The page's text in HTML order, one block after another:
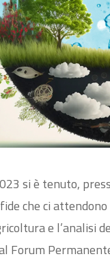
si è tenuto,
che ci
e l’analisi
Forum